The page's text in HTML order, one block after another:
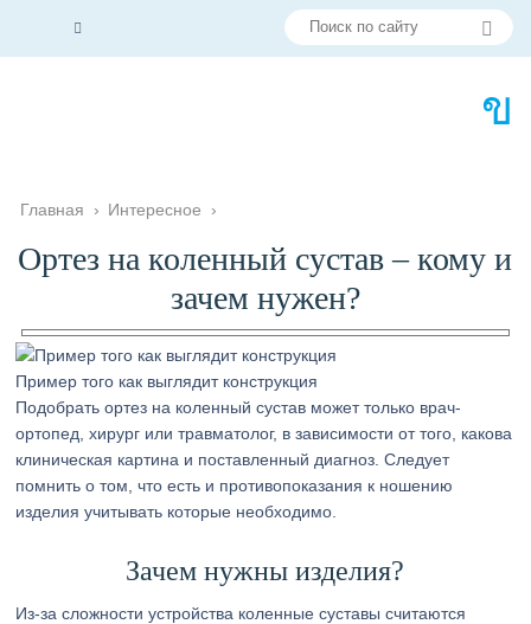
Главная › Интересное ›
Ортез на коленный сустав – кому и
зачем нужен?
Пример того как выглядит конструкция
Подобрать ортез на коленный сустав может только врач-
ортопед, хирург или травматолог, в зависимости от того, какова
клиническая картина и поставленный диагноз. Следует
помнить о том, что есть и противопоказания к ношению
изделия учитывать которые необходимо.
Зачем нужны изделия?
Из-за сложности устройства коленные суставы считаются